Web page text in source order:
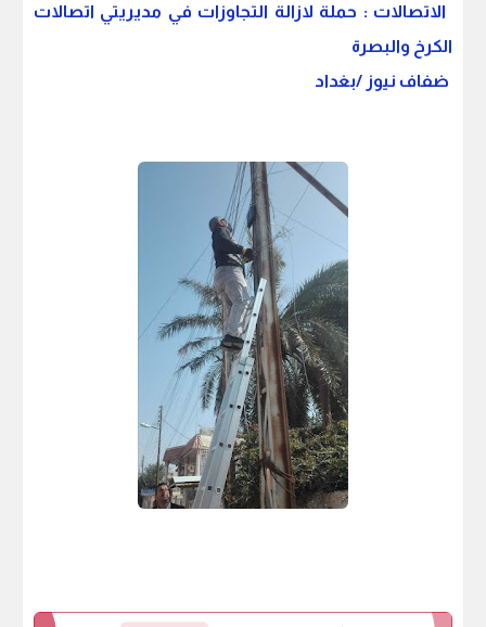
الاتصالات : حملة لازالة التجاوزات في مديريتي اتصالات
الكرخ والبصرة
ضفاف نيوز /بغداد